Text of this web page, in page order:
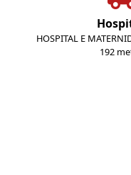
HOSPITAL E
192